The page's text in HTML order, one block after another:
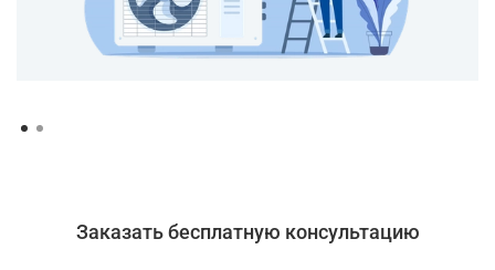
Заказать бесплатную консультацию